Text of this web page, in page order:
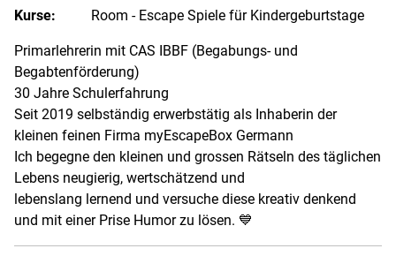
Kurse:
Room - Escape Spiele für Kindergeburtstage
Primarlehrerin mit CAS IBBF (Begabungs- und
Begabtenförderung)
30 Jahre Schulerfahrung
Seit 2019 selbständig erwerbstätig als Inhaberin der
kleinen feinen Firma myEscapeBox Germann
Ich begegne den kleinen und grossen Rätseln des täglichen
Lebens neugierig, wertschätzend und
lebenslang lernend und versuche diese kreativ denkend
und mit einer Prise Humor zu lösen. 💙